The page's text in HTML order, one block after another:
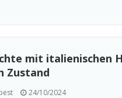
mit italienischen
Zustand
24/10/2024